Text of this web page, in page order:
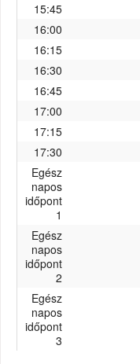
15:45
16:00
16:15
16:30
16:45
17:00
17:15
17:30
Egész
napos
időpont
1
Egész
napos
időpont
2
Egész
napos
időpont
3